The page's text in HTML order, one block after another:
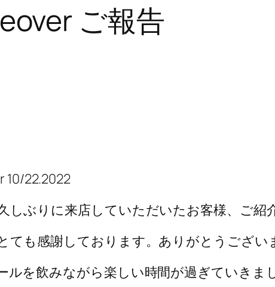
ご報告
10/22.2022
しぶりに来店していただいたお客様、ご紹
ても感謝しております。ありがとうござい
ルを飲みながら楽しい時間が過ぎていきま